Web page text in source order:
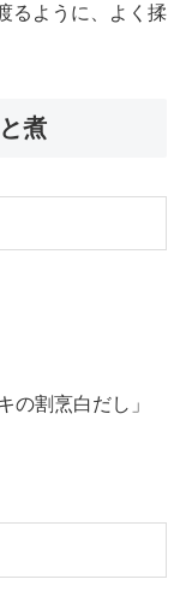
るように、よく揉
煮
割烹白だし」